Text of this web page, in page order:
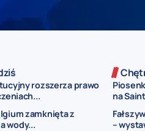
rozszerza prawo
zamknięta z
wody...
na
–